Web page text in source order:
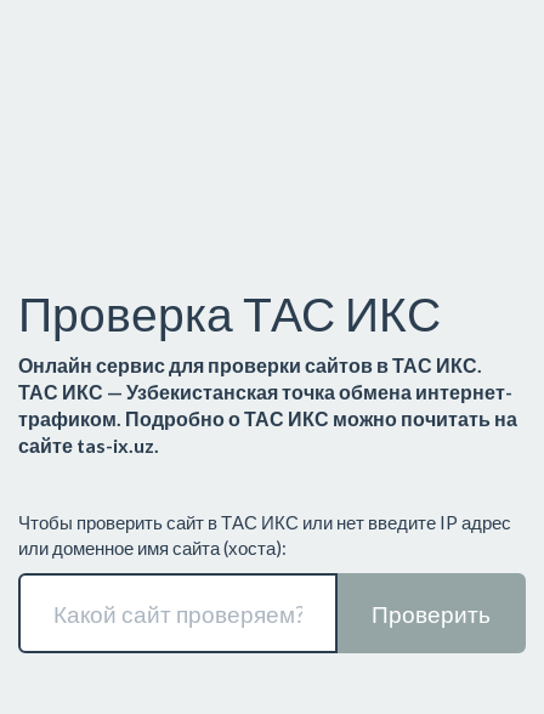
Проверка ТАС ИКС
Онлайн сервис для проверки сайтов в ТАС ИКС.
ТАС ИКС — Узбекистанская точка обмена интернет-
трафиком. Подробно о ТАС ИКС можно почитать на
сайте tas-ix.uz.
Чтобы проверить сайт в ТАС ИКС или нет введите IP адрес
или доменное имя сайта (хоста):
Проверить